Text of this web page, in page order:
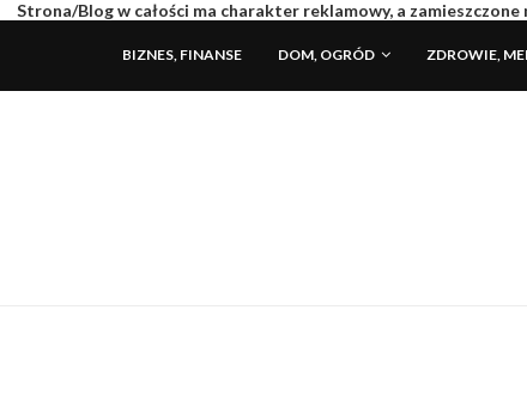
Strona/Blog w całości ma charakter reklamowy, a
BIZNES, FINANSE DOM, OGRÓD ZDROWIE,